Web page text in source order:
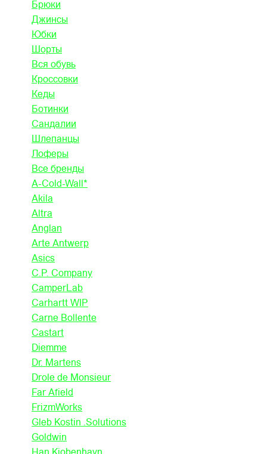
Брюки
Джинсы
Юбки
Шорты
Вся обувь
Кроссовки
Кеды
Ботинки
Сандалии
Шлепанцы
Лоферы
Все бренды
A-Cold-Wall*
Akila
Altra
Anglan
Arte Antwerp
Asics
C.P. Company
CamperLab
Carhartt WIP
Carne Bollente
Castart
Diemme
Dr. Martens
Drole de Monsieur
Far Afield
FrizmWorks
Gleb Kostin .Solutions
Goldwin